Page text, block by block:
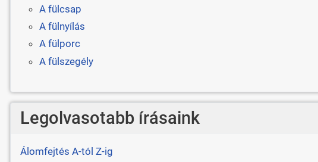
A fülcsap
A fülnyílás
A fülporc
A fülszegély
Legolvasotabb írásaink
Álomfejtés A-tól Z-ig